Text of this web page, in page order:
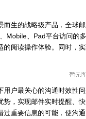
生的战略级产品，全球邮
Mobile、Pad平台访问的
的阅读操作体验。同时，
最关心的沟通时效性问
势，实现邮件实时提醒、
过重要信息的可能，使沟